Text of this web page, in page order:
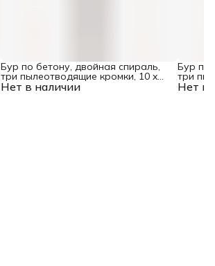
Нет в наличии
Бур по бетону, двойная спираль,
три пылеотводящие кромки, 10 x
160 мм DENZEL Нет в
Бур по
три
мм